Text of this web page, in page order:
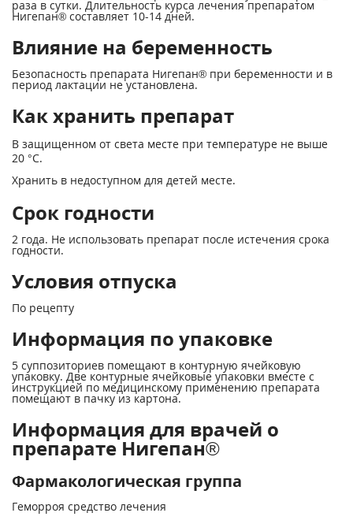
раза в сутки. Длительность курса лечения препаратом
Нигепан® составляет 10-14 дней.
Влияние на беременность
Безопасность препарата Нигепан® при беременности и в
период лактации не установлена.
Как хранить препарат
В защищенном от света месте при температуре не выше
20 °С.
Хранить в недоступном для детей месте.
Срок годности
2 года. Не использовать препарат после истечения срока
годности.
Условия отпуска
По рецепту
Информация по упаковке
5 суппозиториев помещают в контурную ячейковую
упаковку. Две контурные ячейковые упаковки вместе с
инструкцией по медицинскому применению препарата
помещают в пачку из картона.
Информация для врачей о
препарате Нигепан®
Фармакологическая группа
Геморроя средство лечения